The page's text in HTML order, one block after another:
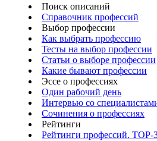
Поиск описаний
Справочник профессий
Выбор профессии
Как выбрать профессию
Тесты на выбор профессии
Статьи о выборе профессии
Какие бывают профессии
Эссе о профессиях
Один рабочий день
Интервью со
Сочинения о профессиях
Рейтинги
Рейтинги профессий. TOP-